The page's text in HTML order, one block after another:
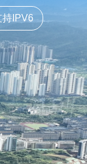
持IPV6